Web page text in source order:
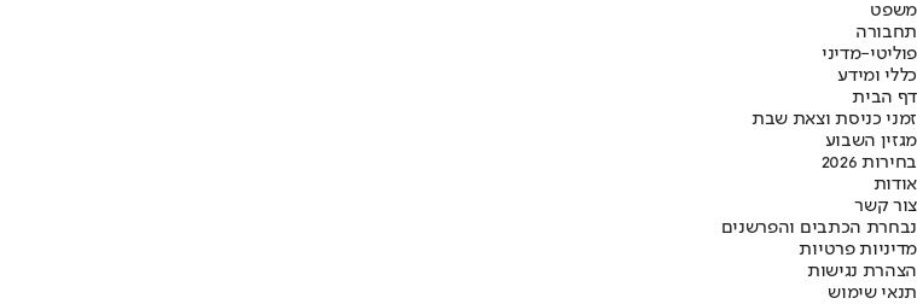
משפט
תחבורה
פוליטי-מדיני
כללי ומידע
דף הבית
זמני כניסת וצאת שבת
מגזין השבוע
בחירות 2026
אודות
צור קשר
נבחרת הכתבים והפרשנים
מדיניות פרטיות
הצהרת נגישות
תנאי שימוש